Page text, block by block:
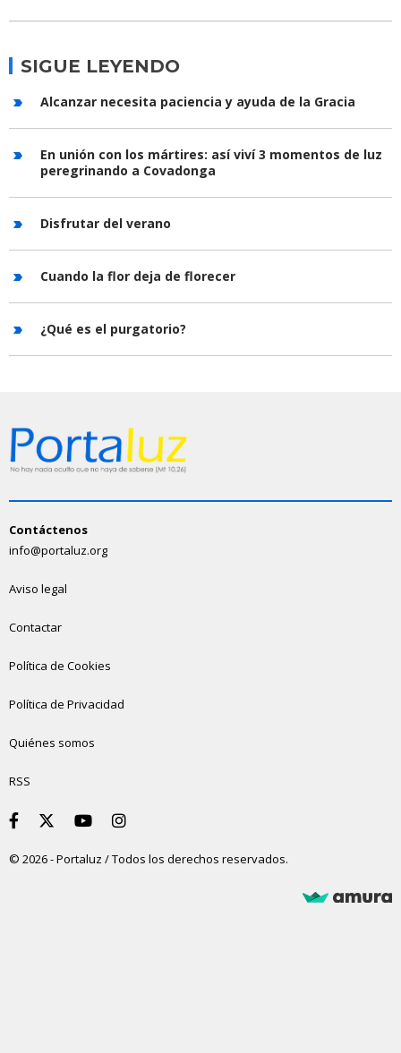
SIGUE LEYENDO
Alcanzar necesita paciencia y ayuda de la Gracia
En unión con los mártires: así viví 3 momentos de luz
peregrinando a Covadonga
Disfrutar del verano
Cuando la flor deja de florecer
¿Qué es el purgatorio?
Contáctenos
info@portaluz.org
Aviso legal
Contactar
Política de Cookies
Política de Privacidad
Quiénes somos
RSS
© 2026 - Portaluz / Todos los derechos reservados.